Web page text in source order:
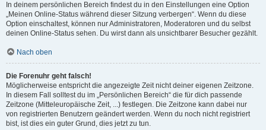
In deinem persönlichen Bereich findest du in den Einstellungen eine Option
„Meinen Online-Status während dieser Sitzung verbergen“. Wenn du diese
Option einschaltest, können nur Administratoren, Moderatoren und du selbst
deinen Online-Status sehen. Du wirst dann als unsichtbarer Besucher gezählt.
Nach oben
Die Forenuhr geht falsch!
Möglicherweise entspricht die angezeigte Zeit nicht deiner eigenen Zeitzone.
In diesem Fall solltest du im „Persönlichen Bereich“ die für dich passende
Zeitzone (Mitteleuropäische Zeit, ...) festlegen. Die Zeitzone kann dabei nur
von registrierten Benutzern geändert werden. Wenn du noch nicht registriert
bist, ist dies ein guter Grund, dies jetzt zu tun.